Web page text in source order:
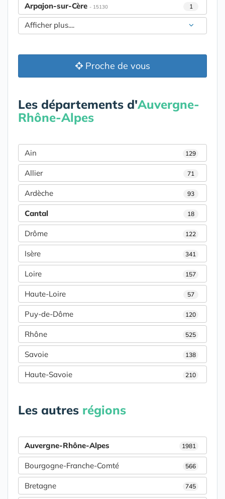
Arpajon-sur-Cère - 15130 1
Afficher plus....
Proche de vous
Les départements d'Auvergne-
Rhône-Alpes
Ain 129
Allier 71
Ardèche 93
Cantal 18
Drôme 122
Isère 341
Loire 157
Haute-Loire 57
Puy-de-Dôme 120
Rhône 525
Savoie 138
Haute-Savoie 210
Les autres régions
Auvergne-Rhône-Alpes 1981
Bourgogne-Franche-Comté 566
Bretagne 745